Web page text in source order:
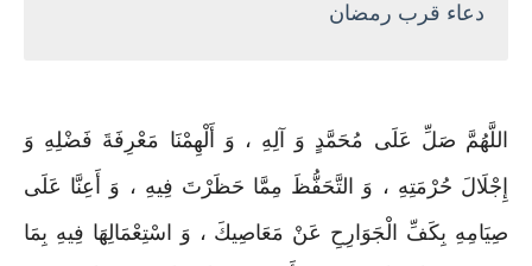
دعاء قرب رمضان
اللَّهُمَّ صَلِّ عَلَى مُحَمَّدٍ وَ آلِهِ ، وَ أَلْهِمْنَا مَعْرِفَةَ فَضْلِهِ وَ
إِجْلَالَ حُرْمَتِهِ ، وَ التَّحَفُّظَ مِمَّا حَظَرْتَ فِيهِ ، وَ أَعِنَّا عَلَى
صِيَامِهِ بِكَفِّ الْجَوَارِحِ عَنْ مَعَاصِيكَ ، وَ اسْتِعْمَالِهَا فِيهِ بِمَا